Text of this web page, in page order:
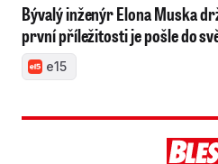
Bývalý inženýr Elona Muska
první příležitosti je pošle do
e15